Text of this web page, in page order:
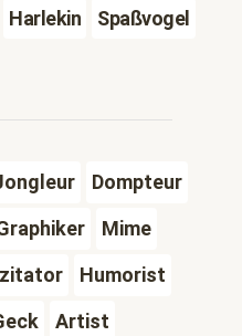
Harlekin
Spaßvogel
Dompteur
Mime
Humorist
Artist